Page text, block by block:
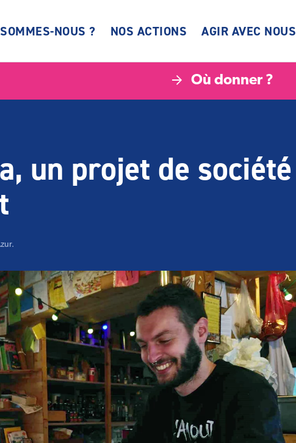
NOUS ? NOS ACTIONS AGIR AVEC NOUS
Où donner ?
un projet de société